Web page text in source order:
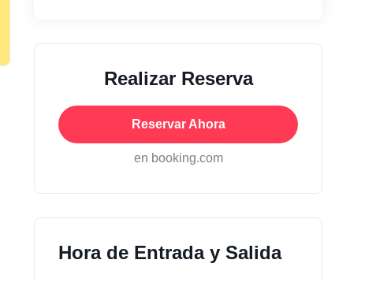
Realizar Reserva
Reservar Ahora
en booking.com
Hora de Entrada y Salida